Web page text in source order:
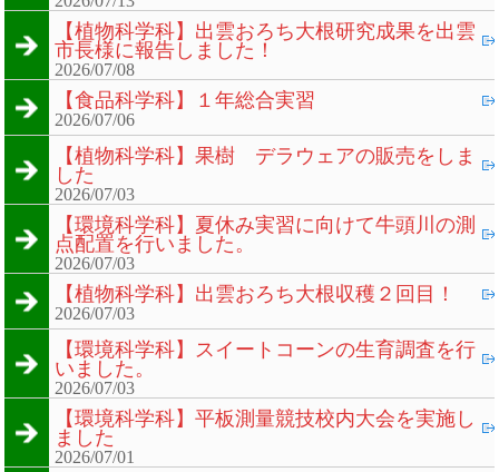
【植物科学科】出雲おろち大根研究成果を出雲
市長様に報告しました！
2026/07/08
【食品科学科】１年総合実習
2026/07/06
【植物科学科】果樹 デラウェアの販売をしま
した
2026/07/03
【環境科学科】夏休み実習に向けて牛頭川の測
点配置を行いました。
2026/07/03
【植物科学科】出雲おろち大根収穫２回目！
2026/07/03
【環境科学科】スイートコーンの生育調査を行
いました。
2026/07/03
【環境科学科】平板測量競技校内大会を実施し
ました
2026/07/01